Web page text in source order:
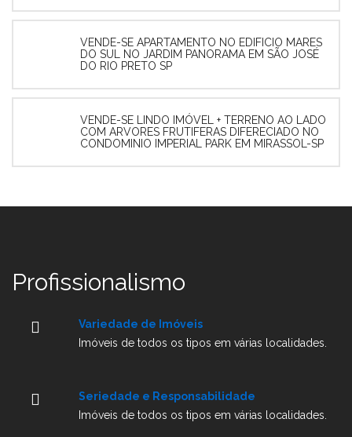
VENDE-SE APARTAMENTO NO EDIFICIO MARES
DO SUL NO JARDIM PANORAMA EM SÃO JOSÉ
DO RIO PRETO SP
VENDE-SE LINDO IMÓVEL + TERRENO AO LADO
COM ARVORES FRUTIFERAS DIFERECIADO NO
CONDOMINIO IMPERIAL PARK EM MIRASSOL-SP
Profissionalismo
Variedade de Imóveis
Imóveis de todos os tipos em várias localidades.
Seriedade e Responsabilidade
Imóveis de todos os tipos em várias localidades.